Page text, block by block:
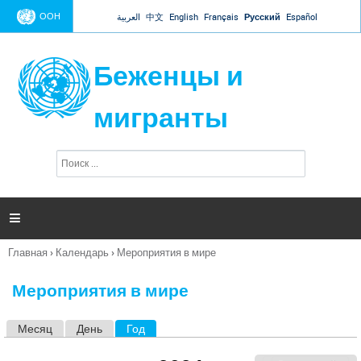
Jump to navigation
ООН العربية 中文 English Français Русский Español
Беженцы и
мигранты
п
и

Вы
Главная › Календарь › Мероприятия в мире
Мероприятия в мире
Месяц День Год